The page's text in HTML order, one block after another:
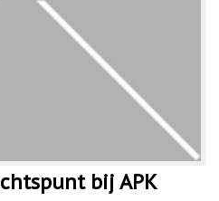
bij APK